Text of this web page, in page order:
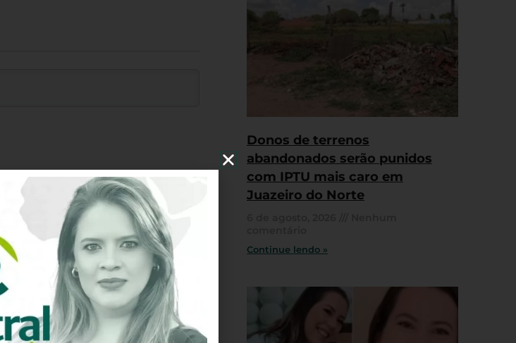
Donos de terrenos
abandonados serão punidos
com IPTU mais caro em
Juazeiro do Norte
Continue lendo »